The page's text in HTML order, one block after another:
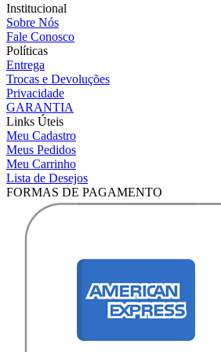
Institucional
Sobre Nós
Fale Conosco
Políticas
Entrega
Trocas e Devoluções
Privacidade
GARANTIA
Links Úteis
Meu Cadastro
Meus Pedidos
Meu Carrinho
Lista de Desejos
FORMAS DE PAGAMENTO